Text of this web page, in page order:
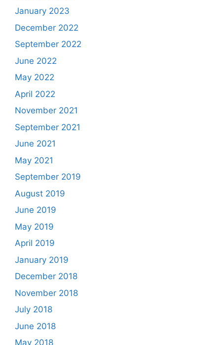
January 2023
December 2022
September 2022
June 2022
May 2022
April 2022
November 2021
September 2021
June 2021
May 2021
September 2019
August 2019
June 2019
May 2019
April 2019
January 2019
December 2018
November 2018
July 2018
June 2018
May 2018